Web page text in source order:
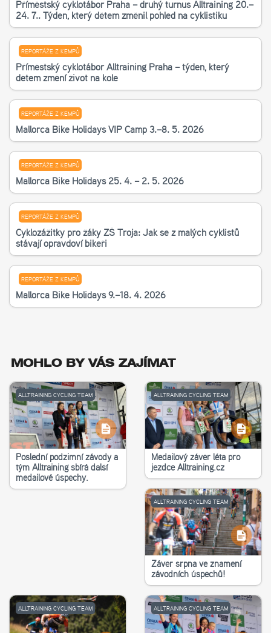
Příměstský cyklotábor Praha – druhý turnus Alltraining 20.–
24. 7.. Týden, který dětem změnil pohled na cyklistiku
REPORTÁŽE Z KEMPŮ
Příměstský cyklotábor Alltraining Praha – týden, který
dětem změní život na kole
REPORTÁŽE Z KEMPŮ
Mallorca Bike Holidays VIP Camp 3.–8. 5. 2026
REPORTÁŽE Z KEMPŮ
Mallorca Bike Holidays 25. 4. – 2. 5. 2026
REPORTÁŽE Z KEMPŮ
Cyklozážitky pro žáky ZŠ Troja: Jak se z malých cyklistů
stávají opravdoví bikeři
REPORTÁŽE Z KEMPŮ
Mallorca Bike Holidays 9.–18. 4. 2026
MOHLO BY VÁS ZAJÍMAT
ALLTRAINING CYCLING TEAM
Poslední podzimní závody a
tým Alltraining sbírá další
medailové úspěchy.
ALLTRAINING CYCLING TEAM
Medailový závěr léta pro
jezdce Alltraining.cz
ALLTRAINING CYCLING TEAM
Závěr srpna ve znamení
závodních úspěchů!
ALLTRAINING CYCLING TEAM ALLTRAINING CYCLING TEAM